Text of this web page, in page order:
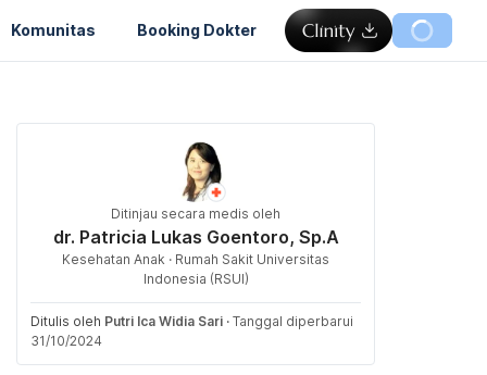
Komunitas Booking Dokter
Ditinjau secara medis oleh
dr. Patricia Lukas Goentoro, Sp.A
Kesehatan Anak · Rumah Sakit Universitas
Indonesia (RSUI)
Ditulis oleh Putri Ica Widia Sari · Tanggal diperbarui
31/10/2024